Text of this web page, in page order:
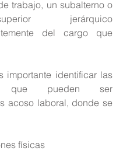
trabajo, un subalterno o
jerárquico
del cargo que
importante identificar las
que pueden ser
acoso laboral, donde se
físicas